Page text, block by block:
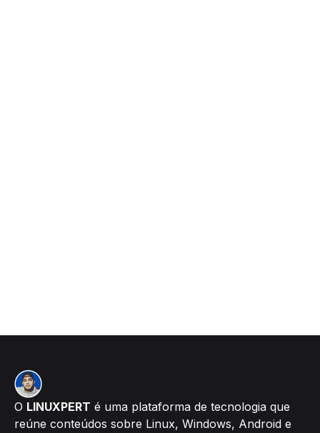
O LINUXPERT é uma plataforma de tecnologia que
reúne conteúdos sobre Linux, Windows, Android e